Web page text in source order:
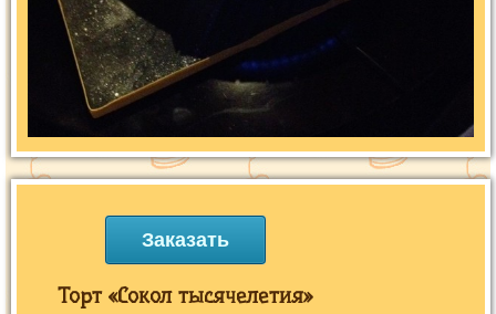
Заказать
Торт «Сокол тысячелетия»